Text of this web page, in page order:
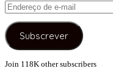
Endereço
de
e-
mail
Subscrever
Join 118K other subscribers